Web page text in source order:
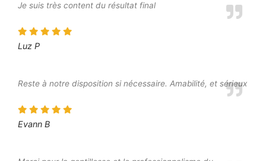
Je suis très content du résultat final
Luz P
Reste à notre disposition si nécessaire. Amabilité, et sérieux
Evann B